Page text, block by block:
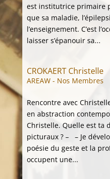
est institutrice primaire
que sa maladie,
l’enseignement. C’est
laisser s’épanouir sa...
CROKAERT Christelle
AREAW - Nos Membres
Rencontre avec
en abstraction
Christelle. Quelle est ta
picturaux ? – – Je
poésie du geste et la
occupent une...